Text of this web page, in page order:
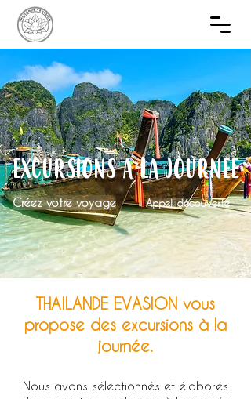
EXCURSIONS A LA JOURNEE
Créez votre voyage Appel découverte
THAILANDE EVASION vous
propose des excursions à la
journée.
Nous avons sélectionnés et élaborés